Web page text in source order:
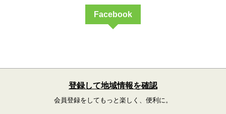
Facebook
登録して地域情報を確認
会員登録をしてもっと楽しく、便利に。